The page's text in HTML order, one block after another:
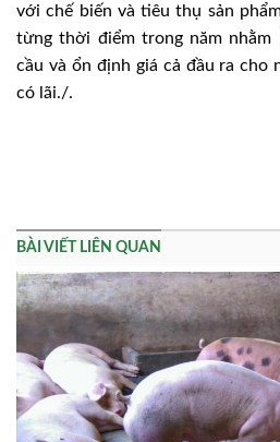
với chế biến và tiêu thụ sản
từng thời điểm trong năm nhằm
cầu và ổn định giá cả đầu ra cho
có lãi./.
BÀI VIẾT LIÊN QUAN